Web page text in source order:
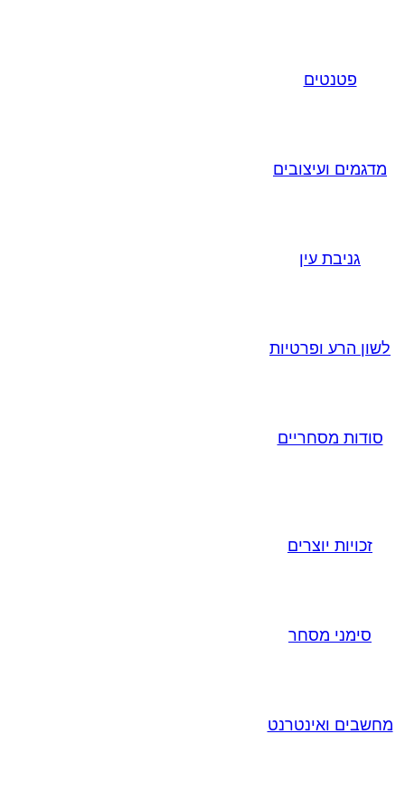
פטנטים
מדגמים ועיצובים
גניבת עין
לשון הרע ופרטיות
סודות מסחריים
זכויות יוצרים
סימני מסחר
מחשבים ואינטרנט